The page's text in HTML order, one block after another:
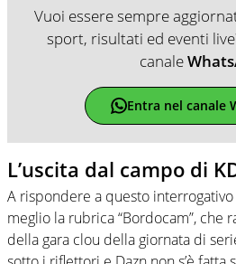
Vuoi essere sempre
sport, risultati ed eventi
canale
Entra nel canale
L’uscita dal campo di
A rispondere a questo interrogativo
meglio la rubrica “Bordocam”, che
della gara clou della giornata di